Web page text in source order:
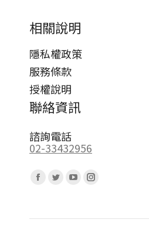
相關說明
隱私權政策
服務條款
授權說明
聯絡資訊
諮詢電話
02-33432956
Facebook
opens
Twitter
opens
YouTube
opens
Instagram
opens